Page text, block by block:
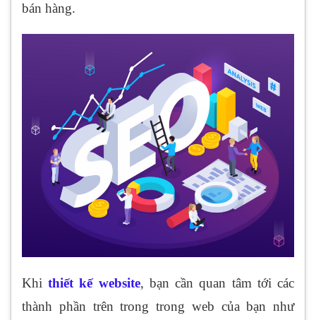
bán hàng.
Khithiết kế website, bạn cần quan tâm tới các
thành phần trên trong trong web của bạn như